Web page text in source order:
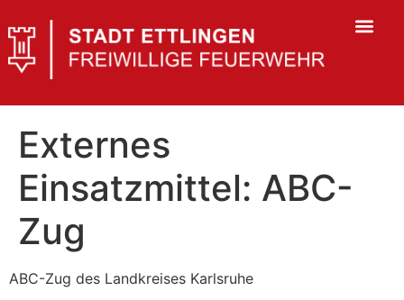
Externes
Einsatzmittel: ABC-
Zug
ABC-Zug des Landkreises Karlsruhe